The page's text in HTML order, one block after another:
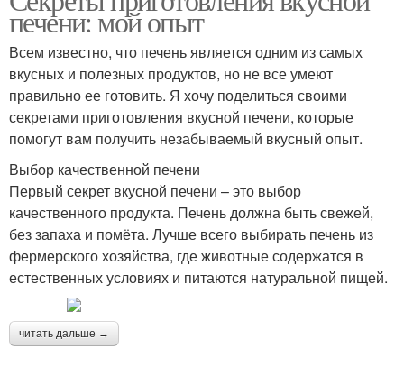
печени: мой опыт
Всем известно, что печень является одним из самых
вкусных и полезных продуктов, но не все умеют
правильно ее готовить. Я хочу поделиться своими
секретами приготовления вкусной печени, которые
помогут вам получить незабываемый вкусный опыт.
Выбор качественной печени
Первый секрет вкусной печени – это выбор
качественного продукта. Печень должна быть свежей,
без запаха и помёта. Лучше всего выбирать печень из
фермерского хозяйства, где животные содержатся в
естественных условиях и питаются натуральной пищей.
читать дальше →